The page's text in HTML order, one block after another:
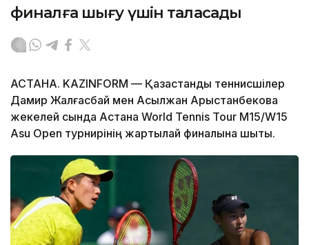
финалға шығу үшін таласады
АСТАНА. KAZINFORM — Қазақстандық теннисшілер
Дамир Жалғасбай мен Асылжан Арыстанбекова
жекелей сында Астана World Tennis Tour M15/W15
Asu Open турнирінің жартылай финалына шықты.